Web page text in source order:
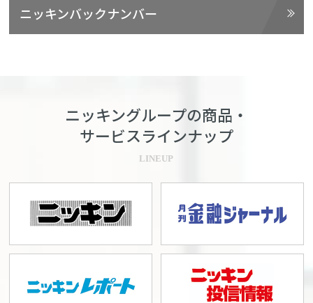
ニッキンバックナンバー
ニッキングループの商品・
サービスラインナップ
LINEUP